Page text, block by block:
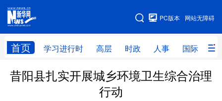
网站无障碍
PC版本
首页 学习进行时 高层 时政 人事 国际 财
网站地图
学习进行时 高层 时政 人事
昔阳县扎实开展城乡环境卫生综合治理
行动